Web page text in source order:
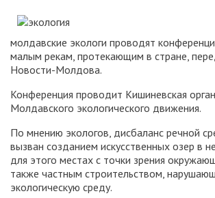
молдавские экологи проводят
малым рекам, протекающим в стране,
Новости-Молдова.
Конференция проводит Кишиневская
Молдавского экологического движения.
По мнению экологов, дисбаланс речной
вызван созданием искусственных озер в
для этого местах с точки зрения
также частным строительством,
экологическую среду.